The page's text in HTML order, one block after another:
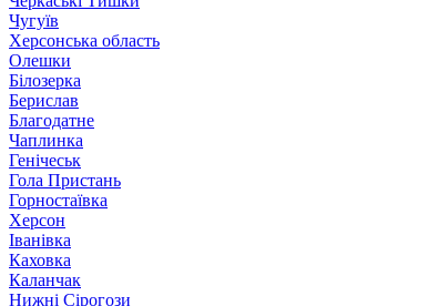
Чугуїв
Херсонська область
Олешки
Білозерка
Берислав
Благодатне
Чаплинка
Генічеськ
Гола Пристань
Горностаївка
Херсон
Іванівка
Каховка
Каланчак
Нижні Сірогози